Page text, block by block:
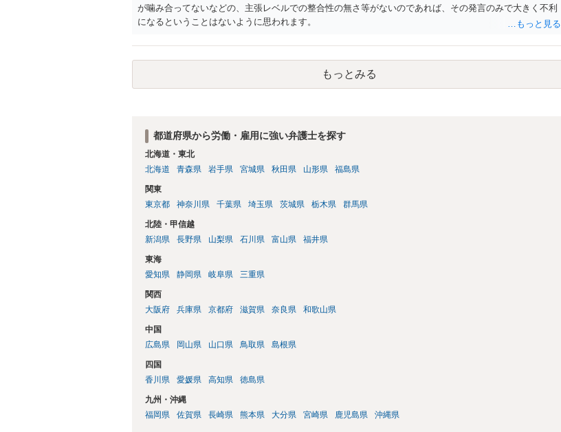
が噛み合ってないなどの、主張レベルでの整合性の無さ等がないのであれば、その発言のみで大きく不利
になるということはないように思われます。
もっとみる
都道府県から労働・雇用に強い弁護士を探す
北海道・東北
北海道
青森県 岩手県 宮城県 秋田県 山形県 福島県
関東
東京都
神奈川県 千葉県 埼玉県 茨城県 栃木県 群馬県
北陸・甲信越
新潟県
長野県 山梨県 石川県 富山県 福井県
東海
愛知県
静岡県 岐阜県 三重県
関西
大阪府
兵庫県 京都府 滋賀県 奈良県 和歌山県
中国
広島県
岡山県 山口県 鳥取県 島根県
四国
香川県
愛媛県 高知県 徳島県
九州・沖縄
福岡県
佐賀県 長崎県 熊本県 大分県 宮崎県 鹿児島県 沖縄県